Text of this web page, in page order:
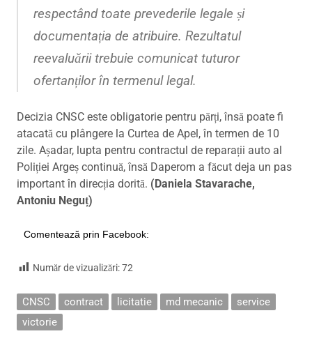
respectând toate prevederile legale și
documentația de atribuire. Rezultatul
reevaluării trebuie comunicat tuturor
ofertanților în termenul legal.
Decizia CNSC este obligatorie pentru părți, însă poate fi
atacată cu plângere la Curtea de Apel, în termen de 10
zile. Așadar, lupta pentru contractul de reparații auto al
Poliției Argeș continuă, însă Daperom a făcut deja un pas
important în direcția dorită. (Daniela Stavarache,
Antoniu Neguț)
Comentează prin Facebook:
Număr de vizualizări:72
CNSC contract licitatie md mecanic
service
victorie